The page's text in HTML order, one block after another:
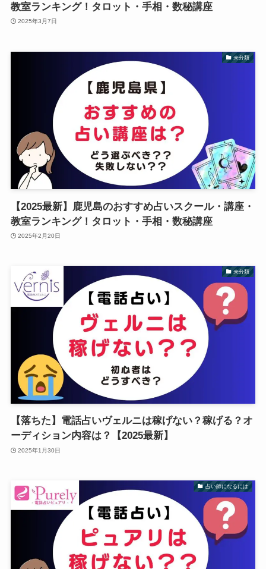
教室ランキング！タロット・手相・数秘講座
2025年3月7日
未分類
【2025最新】鹿児島のおすすめ占いスクール・講座・
教室ランキング！タロット・手相・数秘講座
2025年2月20日
未分類
【落ちた】電話占いヴェルニは稼げない？稼げる？オ
ーディション内容は？【2025最新】
2025年1月30日
占い師になるには